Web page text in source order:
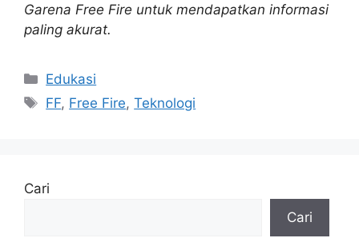
Garena Free Fire untuk mendapatkan informasi
paling akurat.
Kategori
Edukasi
Tag
FF, Free Fire,Teknologi
Cari
Cari